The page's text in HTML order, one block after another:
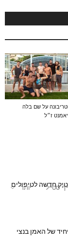
על שם בלה
ז״ל
סטייל יותר
חדשה לטיפולים
של האמן בנצי